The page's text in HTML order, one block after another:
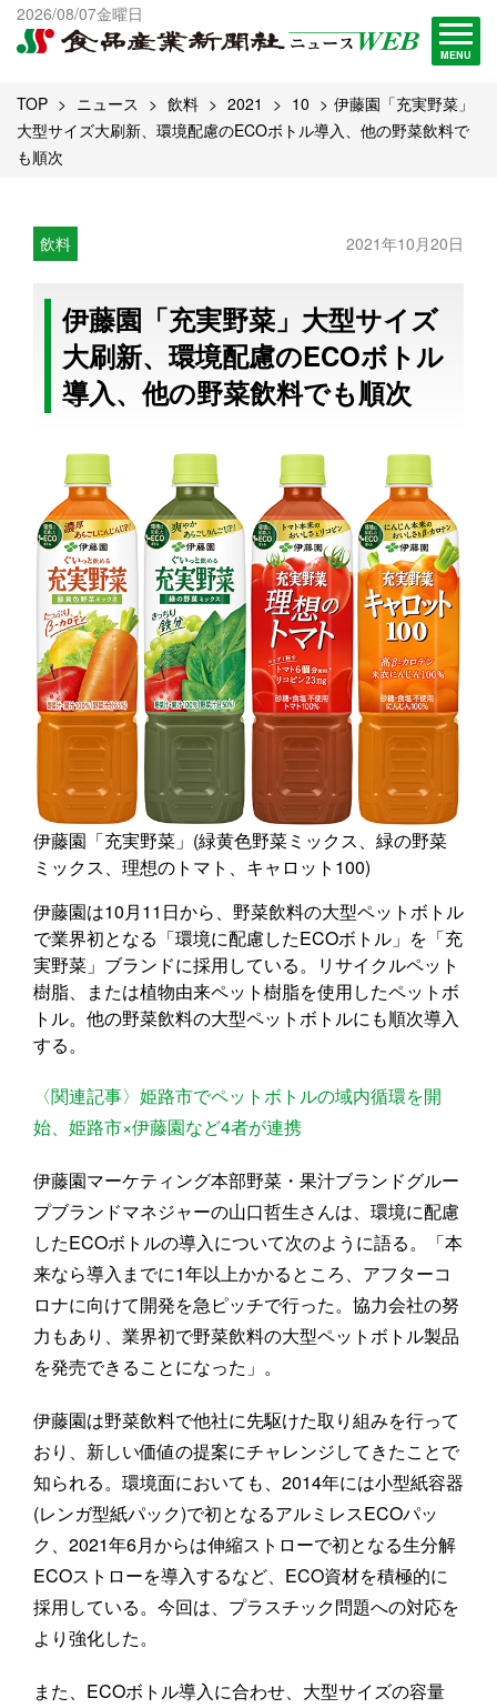
2026/08/07金曜日
MENU
出版物一覧へ
試読・購読申し込み
TOP ニュース 飲料 2021 10
伊藤園「充実野菜」
大型サイズ大刷新、環境配慮のECOボトル導入、他の野菜飲料で
も順次
飲料 2021年10月20日
伊藤園「充実野菜」大型サイズ
大刷新、環境配慮のECOボトル
導入、他の野菜飲料でも順次
伊藤園「充実野菜」(緑黄色野菜ミックス、緑の野菜
ミックス、理想のトマト、キャロット100)
伊藤園は10月11日から、野菜飲料の大型ペットボトル
で業界初となる「環境に配慮したECOボトル」を「充
実野菜」ブランドに採用している。リサイクルペット
樹脂、または植物由来ペット樹脂を使用したペットボ
トル。他の野菜飲料の大型ペットボトルにも順次導入
する。
〈関連記事〉姫路市でペットボトルの域内循環を開
始、姫路市×伊藤園など4者が連携
伊藤園マーケティング本部野菜・果汁ブランドグルー
プブランドマネジャーの山口哲生さんは、環境に配慮
したECOボトルの導入について次のように語る。「本
来なら導入までに1年以上かかるところ、アフターコ
ロナに向けて開発を急ピッチで行った。協力会社の努
力もあり、業界初で野菜飲料の大型ペットボトル製品
を発売できることになった」。
伊藤園は野菜飲料で他社に先駆けた取り組みを行って
おり、新しい価値の提案にチャレンジしてきたことで
知られる。環境面においても、2014年には小型紙容器
(レンガ型紙パック)で初となるアルミレスECOパッ
ク、2021年6月からは伸縮ストローで初となる生分解
ECOストローを導入するなど、ECO資材を積極的に
採用している。今回は、プラスチック問題への対応を
より強化した。
また、ECOボトル導入に合わせ、大型サイズの容量